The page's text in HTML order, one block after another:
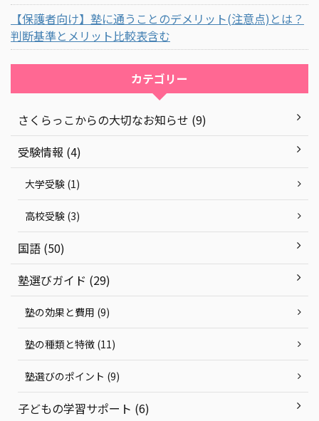
【保護者向け】塾に通うことのデメリット(注意点)とは？
判断基準とメリット比較表含む
カテゴリー
さくらっこからの大切なお知らせ (9)
受験情報 (4)
大学受験 (1)
高校受験 (3)
国語 (50)
塾選びガイド (29)
塾の効果と費用 (9)
塾の種類と特徴 (11)
塾選びのポイント (9)
子どもの学習サポート (6)